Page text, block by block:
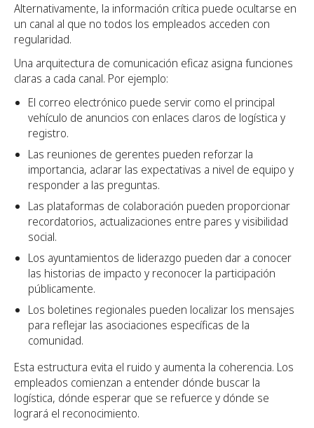
Alternativamente, la información crítica puede ocultarse en
un canal al que no todos los empleados acceden con
regularidad.
Una arquitectura de comunicación eficaz asigna funciones
claras a cada canal. Por ejemplo:
El correo electrónico puede servir como el principal
vehículo de anuncios con enlaces claros de logística y
registro.
Las reuniones de gerentes pueden reforzar la
importancia, aclarar las expectativas a nivel de equipo y
responder a las preguntas.
Las plataformas de colaboración pueden proporcionar
recordatorios, actualizaciones entre pares y visibilidad
social.
Los ayuntamientos de liderazgo pueden dar a conocer
las historias de impacto y reconocer la participación
públicamente.
Los boletines regionales pueden localizar los mensajes
para reflejar las asociaciones específicas de la
comunidad.
Esta estructura evita el ruido y aumenta la coherencia. Los
empleados comienzan a entender dónde buscar la
logística, dónde esperar que se refuerce y dónde se
logrará el reconocimiento.